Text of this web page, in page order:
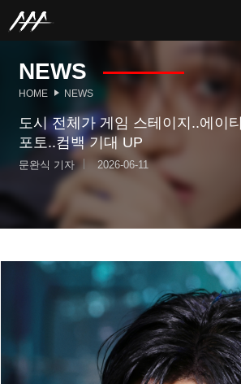
NEWS
HOME NEWS
도시 전체가 게임 스테이지..에이
포토..컴백 기대 UP
문완식 기자 2026-06-11